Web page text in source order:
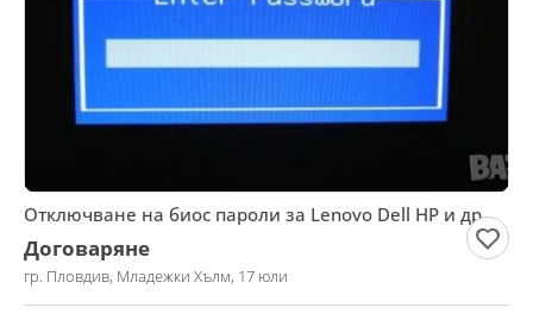
Отключване на биос пароли за Lenovo Dell HP и др
Договаряне
гр. Пловдив, Младежки Хълм, 17 юли